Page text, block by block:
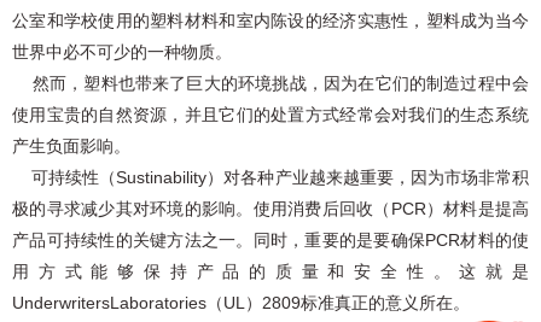
公室和学校使用的塑料材料和室内陈设的经济实惠性，塑料成为当今
世界中必不可少的一种物质。
然而，塑料也带来了巨大的环境挑战，因为在它们的制造过程中会
使用宝贵的自然资源，并且它们的处置方式经常会对我们的生态系统
产生负面影响。
可持续性（Sustinability）对各种产业越来越重要，因为市场非常积
极的寻求减少其对环境的影响。使用消费后回收（PCR）材料是提高
产品可持续性的关键方法之一。同时，重要的是要确保PCR材料的使
用方式能够保持产品的质量和安全性。这就是
UnderwritersLaboratories（UL）2809标准真正的意义所在。